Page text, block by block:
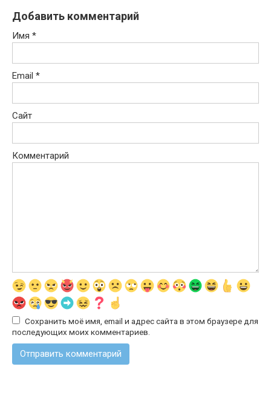
Добавить комментарий
Имя *
Email *
Сайт
Комментарий
Сохранить моё имя, email и адрес сайта в этом браузере для
последующих моих комментариев.